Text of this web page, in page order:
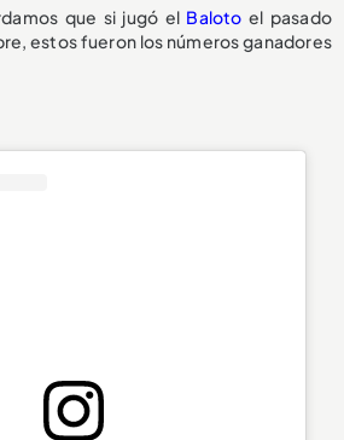
que si jugó el Baloto el pasado
estos fueron los números ganadores